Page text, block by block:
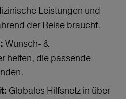
Leistungen und
der Reise braucht.
Wunsch‑ &
helfen, die passende
Globales Hilfsnetz in über